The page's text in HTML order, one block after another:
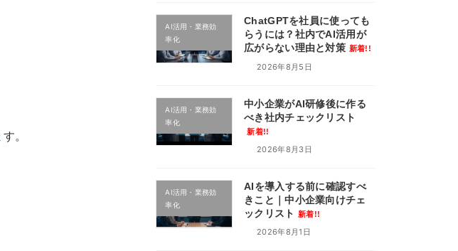
。
AI活用・業務効
率化
ChatGPTを社員に使っても
らうには？社内でAI活用が
広がらない理由と対策 新着!!
2026年8月5日
AI活用・業務効
率化
中小企業がAI研修後に作る
べき社内チェックリスト
新着!!
2026年8月3日
AI活用・業務効
率化
AIを導入する前に確認すべ
きこと｜中小企業向けチェ
ックリスト 新着!!
2026年8月1日